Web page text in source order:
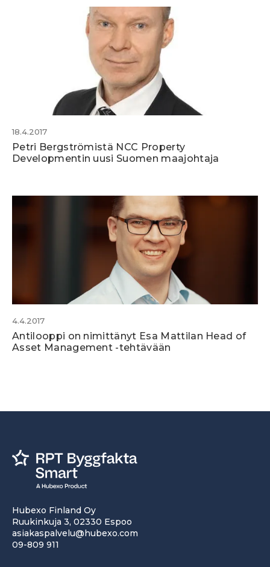
18.4.2017
Petri Bergströmistä NCC Property
Developmentin uusi Suomen maajohtaja
4.4.2017
Antilooppi on nimittänyt Esa Mattilan Head of
Asset Management -tehtävään
Hubexo Finland Oy
Ruukinkuja 3, 02330 Espoo
asiakaspalvelu@hubexo.com
09-809 911